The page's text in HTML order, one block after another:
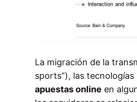
La migración de la
sports”), las
apuestas online en